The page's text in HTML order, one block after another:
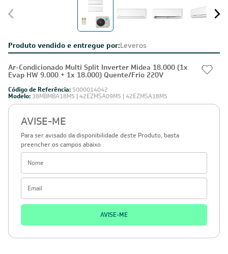
Produto vendido e entregue por:Leveros
Ar-Condicionado Multi Split Inverter Midea 18.000 (1x
Evap HW 9.000 + 1x 18.000) Quente/Frio 220V
Código de Referência: 5000014042
Modelo: 38MBMBA18M5 | 42EZMSA09M5 | 42EZMSA18M5
AVISE-ME
Para ser avisado da disponibilidade deste Produto, basta
preencher os campos abaixo
AVISE-ME